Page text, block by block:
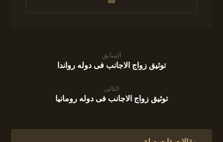
السابق
توثيق زواج الاجانب فى دوله رواندا
التالى
توثيق زواج الاجانب فى دوله رومانيا